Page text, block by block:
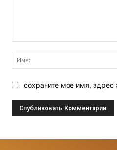
сохраните мое имя, адрес